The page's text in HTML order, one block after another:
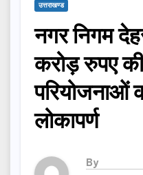
उत्तराखण्ड
नगर निगम
करोड़ रुपए
परियोजनाओं
लोकापर्ण
By